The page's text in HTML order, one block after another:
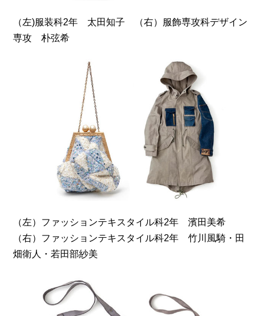
（左)服装科2年 太田知子 （右）服飾専攻科デザイン
専攻 朴弦希
（左）ファッションテキスタイル科2年 濱田美希
（右）ファッションテキスタイル科2年 竹川風騎・田
畑衛人・若田部紗美